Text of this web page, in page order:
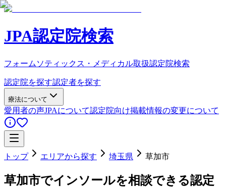
JPA認定院検索
フォームソティックス・メディカル取扱認定院検索
認定院を探す認定者を探す
療法について
愛用者の声JPAについて認定院向け掲載情報の変更について
トップ エリアから探す 埼玉県 草加市
草加市でインソールを相談できる認定